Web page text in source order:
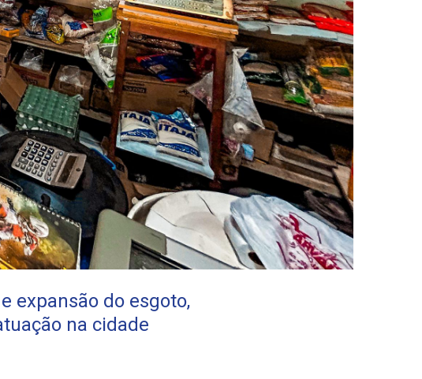
expansão do esgoto,
na cidade